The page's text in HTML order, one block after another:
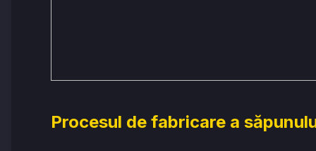
Procesul de fabricare a